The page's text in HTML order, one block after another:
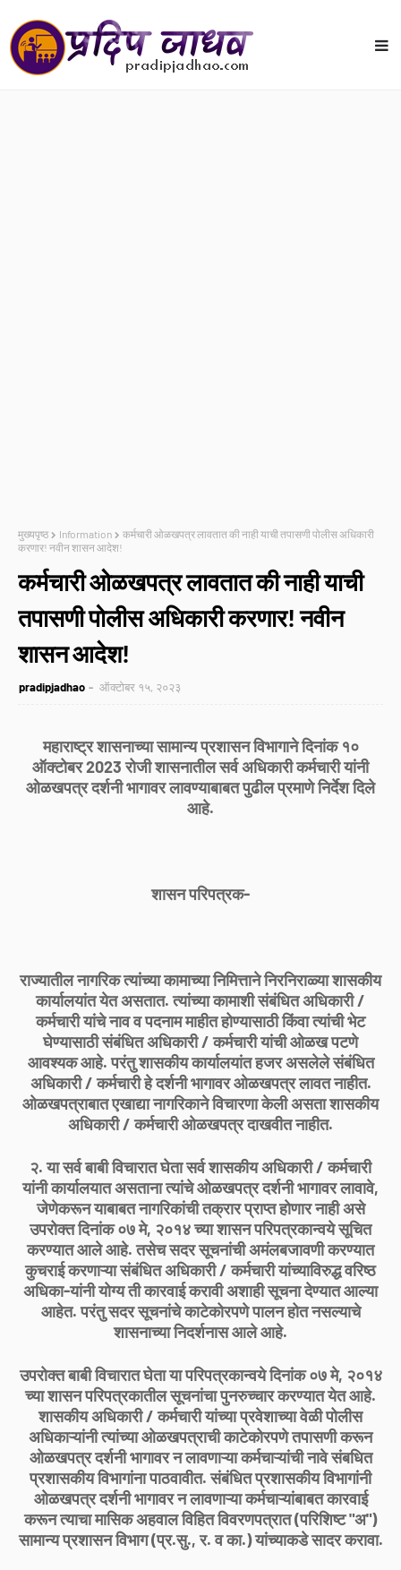
मुख्यपृष्ठ Information
कर्मचारी ओळखपत्र लावतात की नाही याची तपासणी पोलीस अधिकारी
करणार! नवीन शासन आदेश!
कर्मचारी ओळखपत्र लावतात की नाही याची
तपासणी पोलीस अधिकारी करणार! नवीन
शासन आदेश!
pradipjadhao ऑक्टोबर १५, २०२३
महाराष्ट्र शासनाच्या सामान्य प्रशासन विभागाने दिनांक १०
ऑक्टोबर 2023 रोजी शासनातील सर्व अधिकारी कर्मचारी यांनी
ओळखपत्र दर्शनी भागावर लावण्याबाबत पुढील प्रमाणे निर्देश दिले
आहे.
शासन परिपत्रक-
राज्यातील नागरिक त्यांच्या कामाच्या निमित्ताने निरनिराळ्या शासकीय
कार्यालयांत येत असतात. त्यांच्या कामाशी संबंधित अधिकारी /
कर्मचारी यांचे नाव व पदनाम माहीत होण्यासाठी किंवा त्यांची भेट
घेण्यासाठी संबंधित अधिकारी / कर्मचारी यांची ओळख पटणे
आवश्यक आहे. परंतु शासकीय कार्यालयांत हजर असलेले संबंधित
अधिकारी / कर्मचारी हे दर्शनी भागावर ओळखपत्र लावत नाहीत.
ओळखपत्राबात एखाद्या नागरिकाने विचारणा केली असता शासकीय
अधिकारी / कर्मचारी ओळखपत्र दाखवीत नाहीत.
२. या सर्व बाबी विचारात घेता सर्व शासकीय अधिकारी / कर्मचारी
यांनी कार्यालयात असताना त्यांचे ओळखपत्र दर्शनी भागावर लावावे,
जेणेकरून याबाबत नागरिकांची तक्रार प्राप्त होणार नाही असे
उपरोक्त दिनांक ०७ मे, २०१४ च्या शासन परिपत्रकान्वये सूचित
करण्यात आले आहे. तसेच सदर सूचनांची अमंलबजावणी करण्यात
कुचराई करणाऱ्या संबंधित अधिकारी / कर्मचारी यांच्याविरुद्ध वरिष्ठ
अधिका-यांनी योग्य ती कारवाई करावी अशाही सूचना देण्यात आल्या
आहेत. परंतु सदर सूचनांचे काटेकोरपणे पालन होत नसल्याचे
शासनाच्या निदर्शनास आले आहे.
उपरोक्त बाबी विचारात घेता या परिपत्रकान्वये दिनांक ०७ मे, २०१४
च्या शासन परिपत्रकातील सूचनांचा पुनरुच्चार करण्यात येत आहे.
शासकीय अधिकारी / कर्मचारी यांच्या प्रवेशाच्या वेळी पोलीस
अधिकाऱ्यांनी त्यांच्या ओळखपत्राची काटेकोरपणे तपासणी करून
ओळखपत्र दर्शनी भागावर न लावणाऱ्या कर्मचाऱ्यांची नावे संबधित
प्रशासकीय विभागांना पाठवावीत. संबंधित प्रशासकीय विभागांनी
ओळखपत्र दर्शनी भागावर न लावणाऱ्या कर्मचाऱ्यांबाबत कारवाई
करून त्याचा मासिक अहवाल विहित विवरणपत्रात (परिशिष्ट "अ")
सामान्य प्रशासन विभाग (प्र.सु., र. व का.) यांच्याकडे सादर करावा.